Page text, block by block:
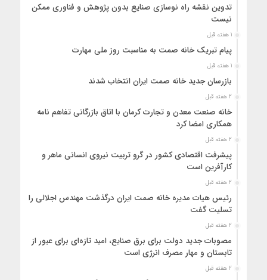
تدوین نقشه راه نوسازی صنایع بدون پژوهش و فناوری ممکن
نیست
1 هفته قبل
پیام تبریک خانه صمت به مناسبت روز ملی مهارت
1 هفته قبل
بازرسان جدید خانه صمت ایران انتخاب شدند
2 هفته قبل
خانه صنعت معدن و تجارت کرمان با اتاق بازرگانی تفاهم نامه
همکاری امضا کرد
2 هفته قبل
پیشرفت اقتصادی کشور در گرو تربیت نیروی انسانی ماهر و
کارآفرین است
2 هفته قبل
رئیس هیات مدیره خانه صمت ایران درگذشت مهندس اجلالی را
تسلیت گفت
2 هفته قبل
مصوبات جدید دولت برای برق صنایع، امید تازه‌ای برای عبور از
تابستان و مهار مصرف انرژی است
2 هفته قبل